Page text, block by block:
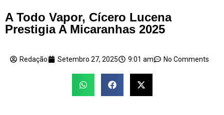
A Todo Vapor, Cícero Lucena
Prestigia A Micaranhas 2025
Redação Setembro 27, 2025 9:01 am No Comments